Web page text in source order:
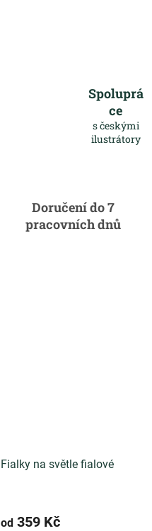
Spoluprá
ce
s českými
ilustrátory
Doručení do 7
pracovních dnů
Fialky na světle fialové
od 359 Kč